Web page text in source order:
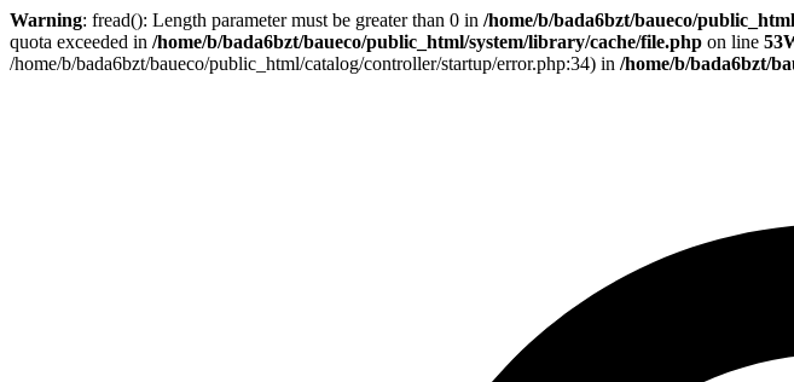
Warning: fread(): Length parameter must be greater than 0 in /home/b/bada6bzt/baueco/
quota exceeded in /home/b/bada6bzt/baueco/public_html/system/library/cache/file.php on line 53
/home/b/bada6bzt/baueco/public_html/catalog/controller/startup/error.php:34) in /home/b/bada6bzt/